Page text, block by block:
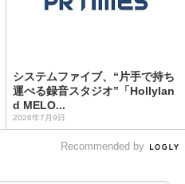
システムファイブ、“片手で持ち
運べる録音スタジオ”「Hollylan
d MELO...
2026年7月9日
Recommended by